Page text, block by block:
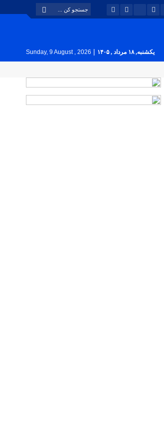
یکشنبه, ۱۸ مرداد , ۱۴۰۵ |
Sunday, 9 August , 2026